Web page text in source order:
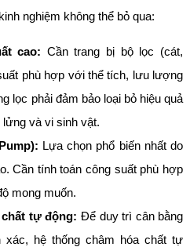
nghiệm không thể bỏ qua:
cao: Cần trang bị bộ lọc (cát,
phù hợp với thể tích, lưu lượng
lọc phải đảm bảo loại bỏ hiệu quả
và vi sinh vật.
Lựa chọn phổ biến nhất do
Cần tính toán công suất phù hợp
mong muốn.
tự động: Để duy trì cân bằng
hệ thống châm hóa chất tự